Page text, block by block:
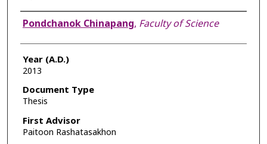
Author
Pondchanok Chinapang, Faculty of Science
Year (A.D.)
2013
Document Type
Thesis
First Advisor
Paitoon Rashatasakhon